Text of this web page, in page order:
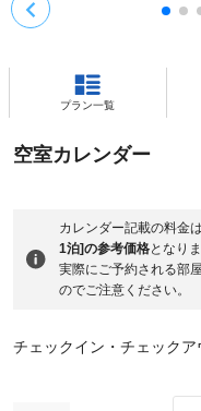
プラン一覧
空室カレンダー
カレンダー記載の料金
1泊]の参考価格となりま
実際にご予約される部
のでご注意ください。
チェックイン・チェック